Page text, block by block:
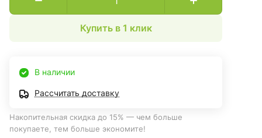
Купить в 1 клик
В наличии
Рассчитать доставку
Накопительная скидка до 15% — чем больше
покупаете, тем больше экономите!